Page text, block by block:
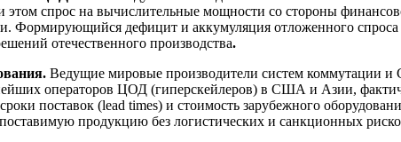
спрос на вычислительные мощности со стороны
Формирующийся дефицит и аккумуляция отложенного
отечественного производства.
Ведущие мировые производители систем коммутации
операторов ЦОД (гиперскейлеров) в США и Азии,
поставок (lead times) и стоимость зарубежного
продукцию без логистических и санкционных